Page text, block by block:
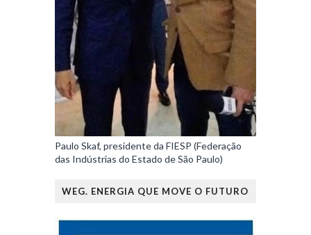
Paulo Skaf, presidente da FIESP (Federação
das Indústrias do Estado de São Paulo)
WEG. ENERGIA QUE MOVE O FUTURO